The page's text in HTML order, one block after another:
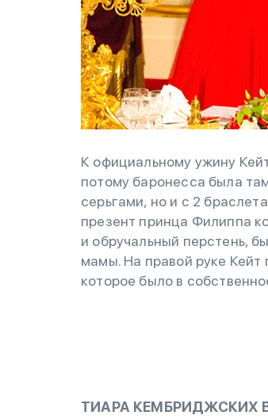
К официальному ужину
потому баронесса была
серьгами, но и с 2
презент принца Филиппа
и обручальный перстень,
мамы. На правой руке Кейт
которое было в
ТИАРА КЕМБРИДЖСКИХ